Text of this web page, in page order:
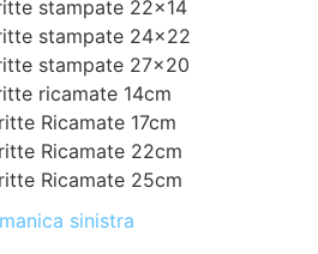
stampate 22×14
stampate 24×22
stampate 27×20
ricamate 14cm
Ricamate 17cm
Ricamate 22cm
Ricamate 25cm
sinistra